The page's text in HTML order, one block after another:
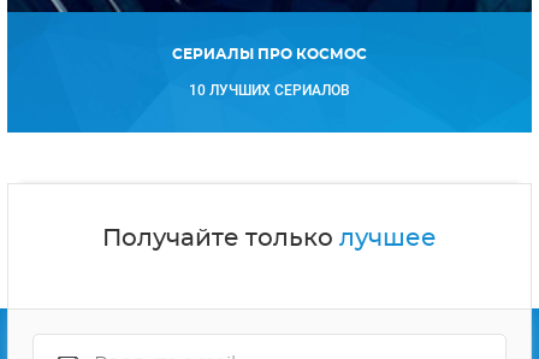
СЕРИАЛЫ ПРО КОСМОС
10 ЛУЧШИХ СЕРИАЛОВ
Получайте только лучшее